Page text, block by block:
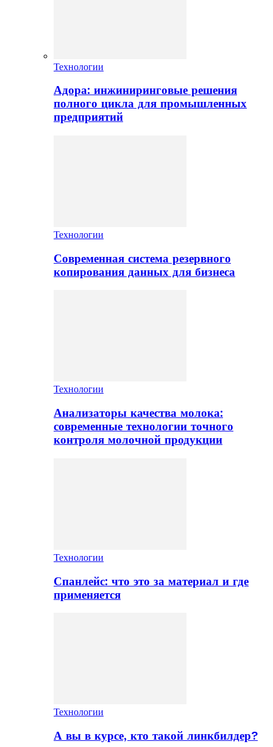
Технологии
Адора: инжиниринговые решения
полного цикла для промышленных
предприятий
Технологии
Современная система резервного
копирования данных для бизнеса
Технологии
Анализаторы качества молока:
современные технологии точного
контроля молочной продукции
Технологии
Спанлейс: что это за материал и где
применяется
Технологии
А вы в курсе, кто такой линкбилдер?